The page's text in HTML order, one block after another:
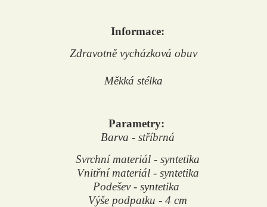
Informace:
Zdravotně vycházková obuv
Měkká stélka
Parametry:
Barva - stříbrná
Svrchní materiál - syntetika
Vnitřní materiál - syntetika
Podešev - syntetika
Výše podpatku - 4 cm